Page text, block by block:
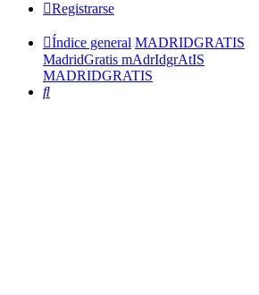
Registrarse
Índice general MADRIDGRATIS
MadridGratis mAdrIdgrAtIS
MADRIDGRATIS
Buscar